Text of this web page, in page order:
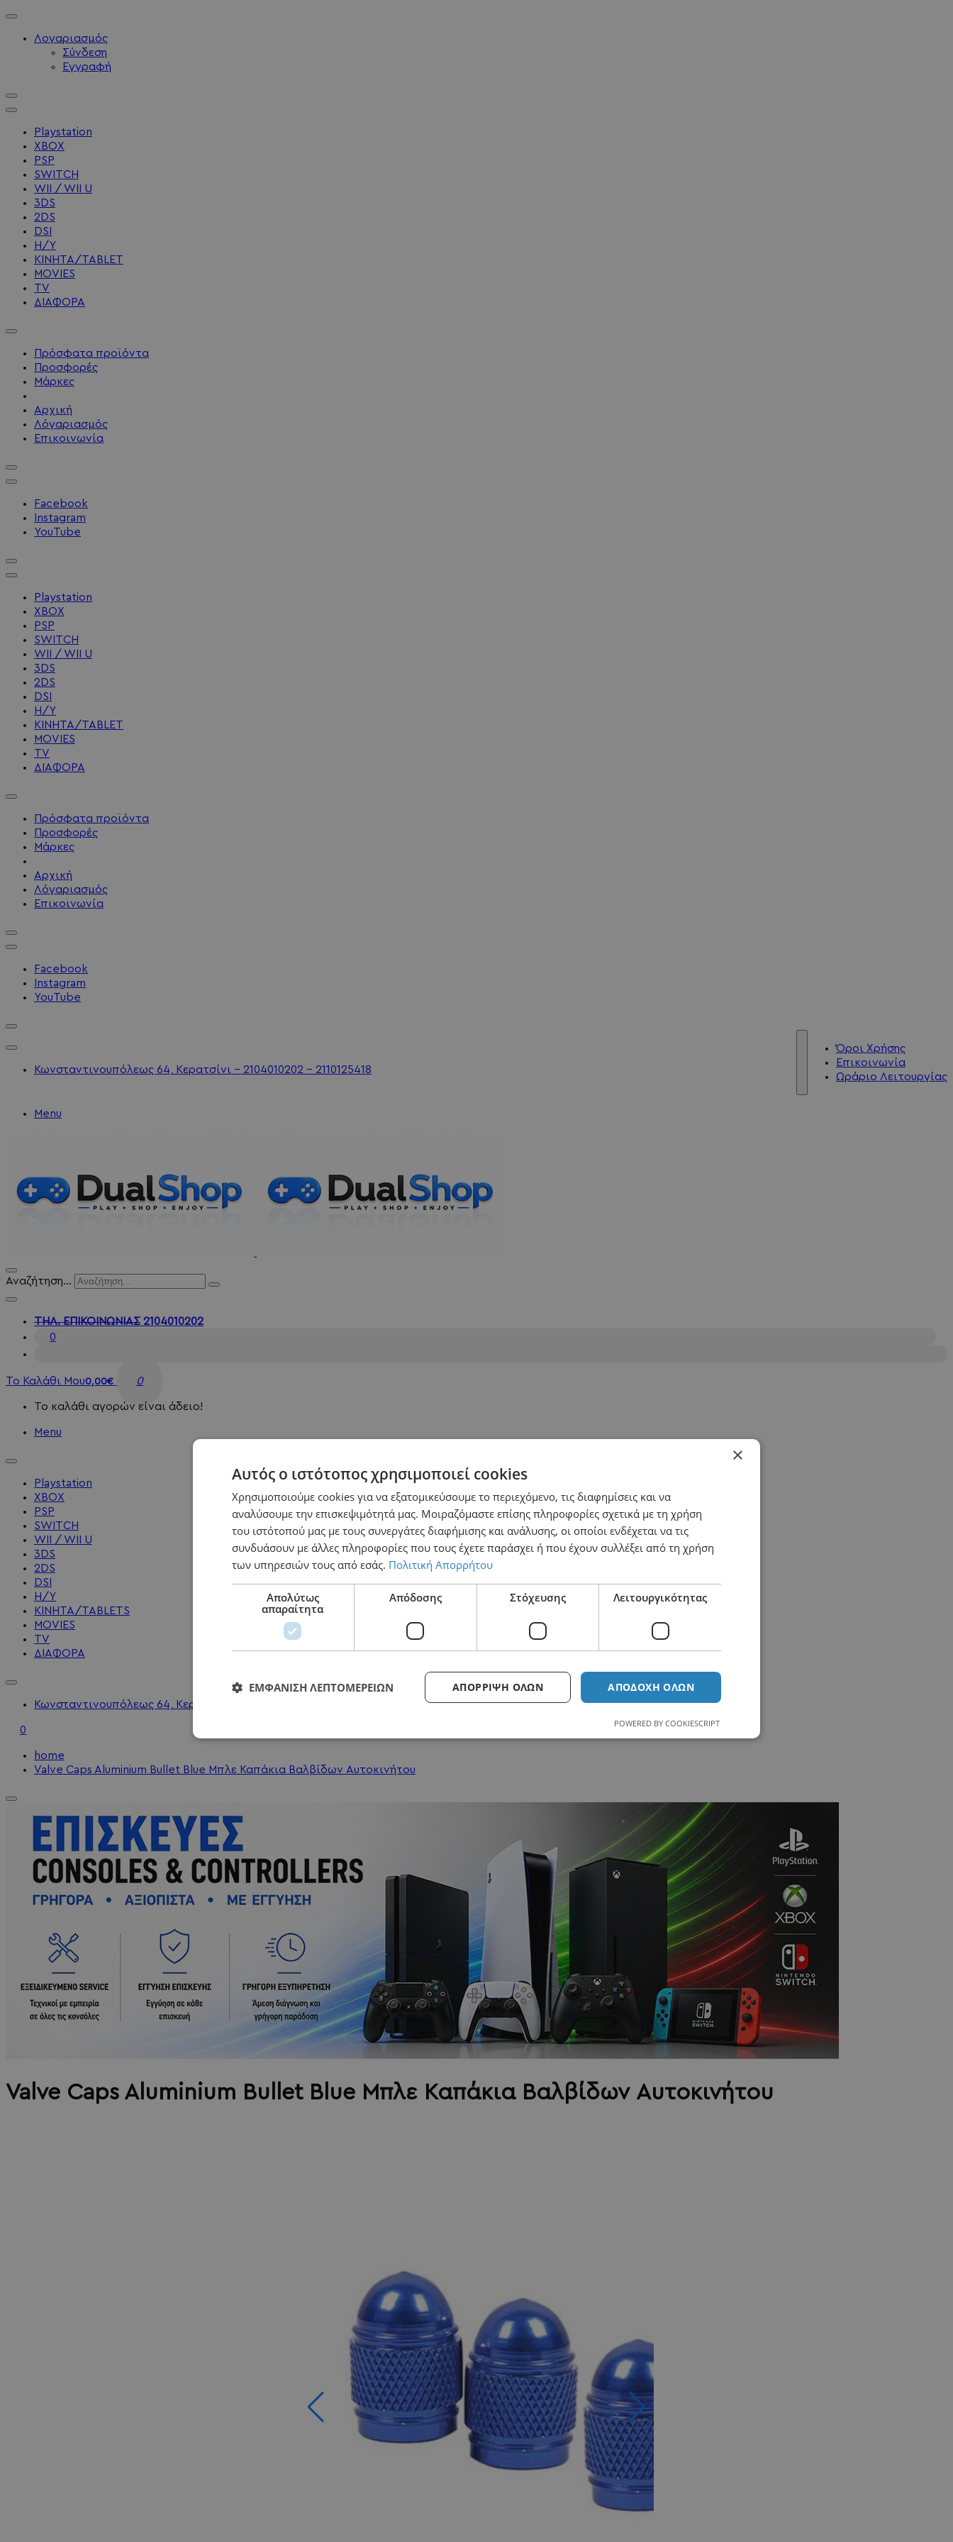
Λογαριασμός
Σύνδεση
Εγγραφή
Playstation
XBOX
PSP
SWITCH
WII / WII U
3DS
2DS
DSI
Η/Υ
ΚΙΝΗΤΑ/TABLET
MOVIES
TV
ΔΙΑΦΟΡΑ
Πρόσφατα προϊόντα
Προσφορές
Μάρκες
Αρχική
Λόγαριασμός
Επικοινωνία
Facebook
Instagram
YouTube
Playstation
XBOX
PSP
SWITCH
WII / WII U
3DS
2DS
DSI
Η/Υ
ΚΙΝΗΤΑ/TABLET
MOVIES
TV
ΔΙΑΦΟΡΑ
Πρόσφατα προϊόντα
Προσφορές
Μάρκες
Αρχική
Λόγαριασμός
Επικοινωνία
Facebook
Instagram
YouTube
Κωνσταντινουπόλεως 64, Κερατσίνι - 2104010202 - 2110125418
Όροι Χρήσης
Επικοινωνία
Ωράριο Λειτουργίας
Menu
Αναζήτηση...
ΤΗΛ. ΕΠΙΚΟΙΝΩΝΙΑΣ 2104010202
0
Το Καλάθι Μου0,00€ 0
Το καλάθι αγορών είναι άδειο!
Menu
Playstation
XBOX
PSP
SWITCH
WII / WII U
3DS
2DS
DSI
Η/Υ
KINHTA/TABLETS
MOVIES
TV
ΔΙΑΦΟΡΑ
Κωνσταντινουπόλεως 64, Κερατσίνι - 2104010202 - 2110125418
0
home
Valve Caps Aluminium Bullet Blue Μπλε Καπάκια Βαλβίδων Αυτοκινήτου
Valve Caps Aluminium Bullet Blue Μπλε Καπάκια Βαλβίδων Αυτοκινήτου
×
Αυτός ο ιστότοπος χρησιμοποιεί cookies
Χρησιμοποιούμε cookies για να εξατομικεύσουμε το περιεχόμενο, τις διαφημίσεις και να
αναλύσουμε την επισκεψιμότητά μας. Μοιραζόμαστε επίσης πληροφορίες σχετικά με τη χρήση
του ιστότοπού μας με τους συνεργάτες διαφήμισης και ανάλυσης, οι οποίοι ενδέχεται να τις
συνδυάσουν με άλλες πληροφορίες που τους έχετε παράσχει ή που έχουν συλλέξει από τη χρήση
των υπηρεσιών τους από εσάς. Πολιτική Απορρήτου
Απολύτως
απαραίτητα
Απόδοσης Στόχευσης Λειτουργικότητας
ΑΠΟΔΟΧΉ ΌΛΩΝ
ΑΠΌΡΡΙΨΗ ΌΛΩΝ
ΕΜΦΆΝΙΣΗ ΛΕΠΤΟΜΕΡΕΙΏΝ
POWERED BY COOKIESCRIPT